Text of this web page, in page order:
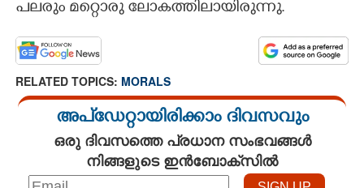
പലരും മറ്റൊരു ലോകത്തിലായിരുന്നു.
RELATED TOPICS: MORALS
അപ്ഡേറ്റായിരിക്കാം ദിവസവും
ഒരു ദിവസത്തെ പ്രധാന സംഭവങ്ങൾ
നിങ്ങളുടെ ഇൻബോക്സിൽ